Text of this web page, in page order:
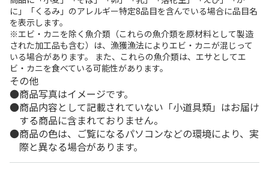
に」「くるみ」のアレルギー特定8品目を含んでいる場合に品目名
を表示します。
※エビ・カニを除く魚介類（これらの魚介類を原材料として製造
された加工品も含む）は、漁獲漁法によりエビ・カニが混じって
いる場合があります。 また、これらの魚介類は、エサとしてエ
ビ・カニを食べている可能性があります。
その他
商品写真はイメージです。
商品内容として記載されていない「小道具類」はお届け
する商品に含まれておりません。
商品の色は、ご覧になるパソコンなどの環境により、実
際と異なる場合があります。